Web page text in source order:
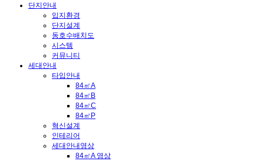
단지안내
입지환경
단지설계
동호수배치도
시스템
커뮤니티
세대안내
타입안내
84㎡A
84㎡B
84㎡C
84㎡P
혁신설계
인테리어
세대안내영상
84㎡A 영상